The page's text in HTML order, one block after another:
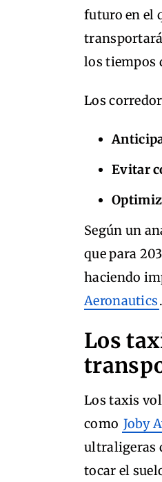
futuro en el
los tiempos
Los
Evitar
Según un
que para
haciendo
Aeronautics.
Los
Los taxis
como Joby
ultraligeras
tocar el